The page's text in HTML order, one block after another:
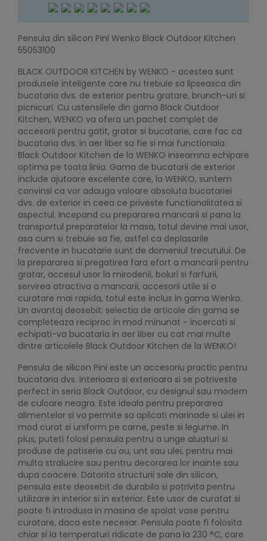
Pensula din silicon Pini Wenko Black Outdoor Kitchen
55053100
BLACK OUTDOOR KITCHEN by WENKO - acestea sunt
produsele inteligente care nu trebuie sa lipseasca din
bucataria dvs. de exterior pentru gratare, brunch-uri si
picnicuri. Cu ustensilele din gama Black Outdoor
Kitchen, WENKO va ofera un pachet complet de
accesorii pentru gatit, gratar si bucatarie, care fac ca
bucataria dvs. in aer liber sa fie si mai functionala.
Black Outdoor Kitchen de la WENKO inseamna echipare
optima pe toata linia. Gama de bucatarii de exterior
include ajutoare excelente care, la WENKO, suntem
convinsi ca vor adauga valoare absoluta bucatariei
dvs. de exterior in ceea ce priveste functionalitatea si
aspectul. Incepand cu prepararea mancarii si pana la
transportul preparatelor la masa, totul devine mai usor,
asa cum si trebuie sa fie, astfel ca deplasarile
frecvente in bucatarie sunt de domeniul trecutului. De
la prepararea si pregatirea fara efort a mancarii pentru
gratar, accesul usor la mirodenii, boluri si farfurii,
servirea atractiva a mancarii, accesorii utile si o
curatare mai rapida, totul este inclus in gama Wenko.
Un avantaj deosebit: selectia de articole din gama se
completeaza reciproc in mod minunat - incercati si
echipati-va bucataria in aer liber cu cat mai multe
dintre articolele Black Outdoor Kitchen de la WENKO!
Pensula de silicon Pini este un accesoriu practic pentru
bucataria dvs. interioara si exterioara si se potriveste
perfect in seria Black Outdoor, cu designul sau modern
de culoare neagra. Este ideala pentru prepararea
alimentelor si va permite sa aplicati marinade si ulei in
mod curat si uniform pe carne, peste si legume. In
plus, puteti folosi pensula pentru a unge aluaturi si
produse de patiserie cu ou, unt sau ulei, pentru mai
multa stralucire sau pentru decorarea lor inainte sau
dupa coacere. Datorita structurii sale din silicon,
pensula este deosebit de durabila si potrivita pentru
utilizare in interior si in exterior. Este usor de curatat si
poate fi introdusa in masina de spalat vase pentru
curatare, daca este necesar. Pensula poate fi folosita
chiar si la temperaturi ridicate de pana la 230 °C, care